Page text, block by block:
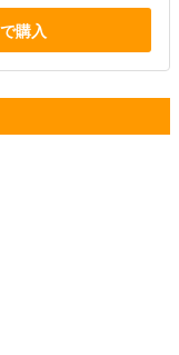
購入